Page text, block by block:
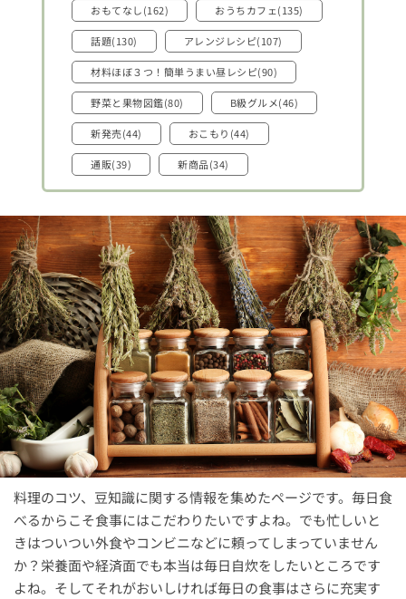
おもてなし(162) おうちカフェ(135)
話題(130) アレンジレシピ(107)
材料ほぼ３つ！簡単うまい昼レシピ(90)
野菜と果物図鑑(80) B級グルメ(46)
新発売(44) おこもり(44)
通販(39) 新商品(34)
料理のコツ、豆知識に関する情報を集めたページです。毎日食
べるからこそ食事にはこだわりたいですよね。でも忙しいと
きはついつい外食やコンビニなどに頼ってしまっていません
か？栄養面や経済面でも本当は毎日自炊をしたいところです
よね。そしてそれがおいしければ毎日の食事はさらに充実す